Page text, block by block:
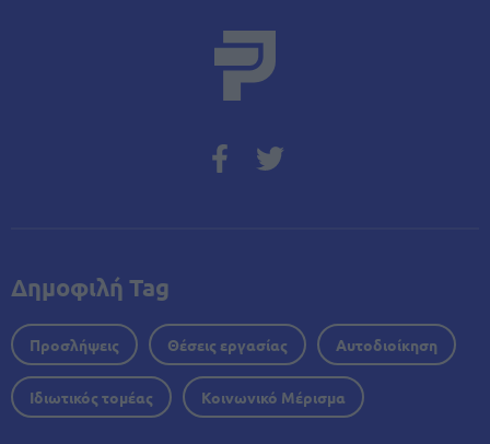
Δημοφιλή Tag
Προσλήψεις Θέσεις εργασίας Αυτοδιοίκηση
Ιδιωτικός τομέας Κοινωνικό Μέρισμα